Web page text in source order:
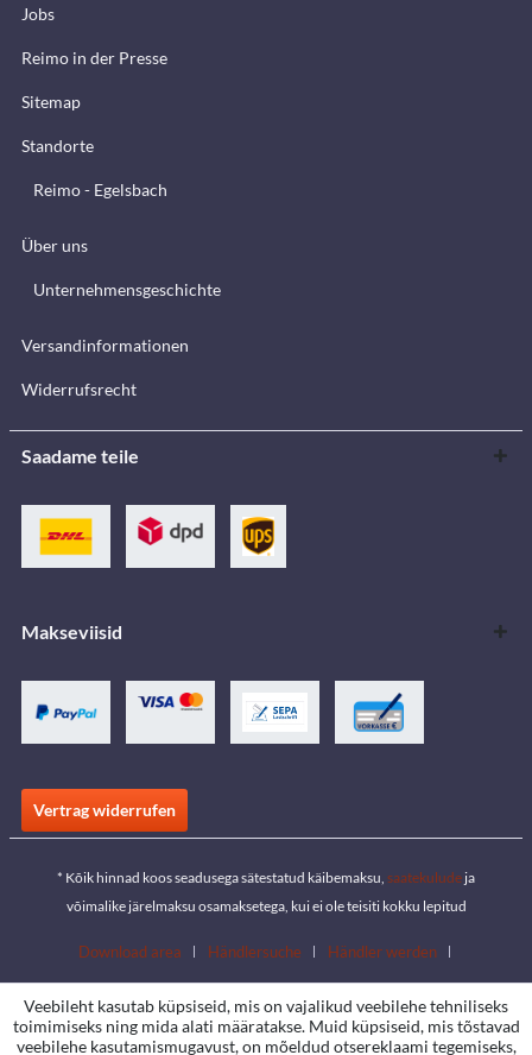
Jobs
Reimo in der Presse
Sitemap
Standorte
Reimo - Egelsbach
Über uns
Unternehmensgeschichte
Versandinformationen
Widerrufsrecht
Saadame teile
Makseviisid
Vertrag widerrufen
* Kõik hinnad koos seadusega sätestatud käibemaksu, saatekulude ja
võimalike järelmaksu osamaksetega, kui ei ole teisiti kokku lepitud
Download area Händlersuche
Händler werden
Kataloogide allalaadimine
Kontakt Jobs Standorte
Veebileht kasutab küpsiseid, mis on vajalikud veebilehe tehniliseks
toimimiseks ning mida alati määratakse. Muid küpsiseid, mis tõstavad
veebilehe kasutamismugavust, on mõeldud otsereklaami tegemiseks,